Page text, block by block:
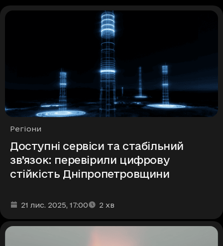
Рубрики
Регіони
Доступні сервіси та стабільний
зв’язок: перевірили цифрову
стійкість Дніпропетровщини
Дата та час публікації
21 лис. 2025, 17:00
Час читання: 2 хв